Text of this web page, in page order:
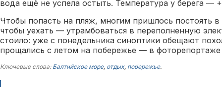
вода ещё не успела остыть. Температура у берега —
Чтобы попасть на пляж, многим пришлось постоять в
чтобы уехать — утрамбоваться в переполненную
стоило: уже с понедельника синоптики обещают
прощались с летом на побережье — в
Ключевые слова: Балтийское море, отдых, побережье.